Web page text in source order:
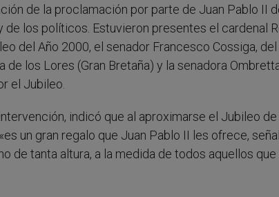
de la proclamación por parte de Juan Pablo II
los políticos. Estuvieron presentes el cardenal
del Año 2000, el senador Francesco Cossiga,
de los Lores (Gran Bretaña) y la senadora
el Jubileo.
indicó que al aproximarse el Jubileo
un gran regalo que Juan Pablo II les ofrece,
de tanta altura, a la medida de todos aquellos